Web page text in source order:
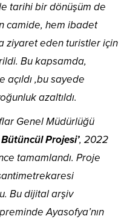
tarihi bir dönüşüm de
camide, hem ibadet
ziyaret eden turistler için
Bu kapsamda,
açıldı ,bu sayede
azaltıldı.
Genel Müdürlüğü
Projesi’, 2022
tamamlandı. Proje
Bu dijital arşiv
Ayasofya’nın